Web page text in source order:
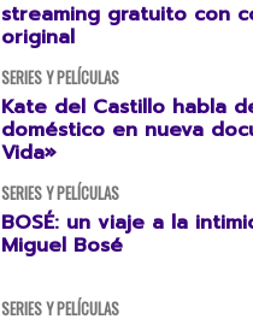
streaming gratuito con
original
SERIES Y PELÍCULAS
Kate del Castillo habla
doméstico en nueva
Vida»
SERIES Y PELÍCULAS
BOSÉ: un viaje a la
Miguel Bosé
SERIES Y PELÍCULAS